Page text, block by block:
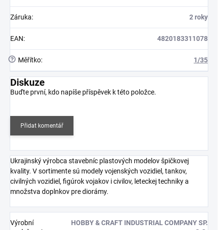
Záruka: 2 roky
EAN: 4820183311078
? Měřítko: 1/35
Diskuze
Buďte první, kdo napíše příspěvek k této položce.
Přidat komentář
Ukrajinský výrobca stavebníc plastových modelov špičkovej
kvality. V sortimente sú modely vojenských vozidiel, tankov,
civilných vozidiel, figúrok vojakov i civilov, leteckej techniky a
množstva doplnkov pre diorámy.
Výrobní
HOBBY & CRAFT INDUSTRIAL COMPANY SP.